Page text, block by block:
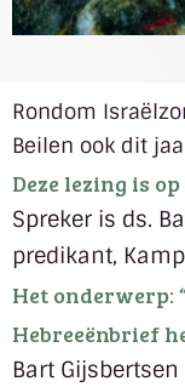
Rondom
Beilen ook dit
Deze lezing is
Spreker is ds.
predikant,
Het onderwerp:
Hebreeënbrief
Bart